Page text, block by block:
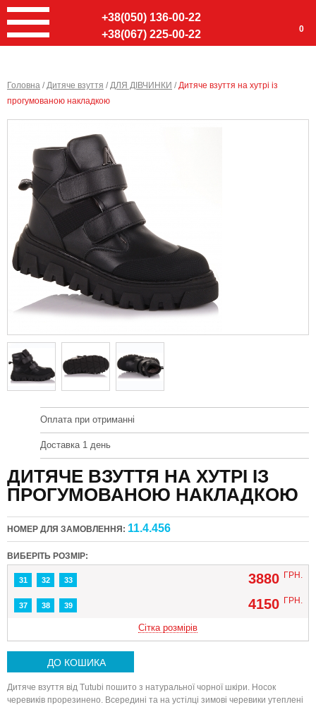
+38(050) 136-00-22
+38(067) 225-00-22
0
Головна /Дитяче взуття /ДЛЯ ДІВЧИНКИ /Дитяче взуття на хутрі із
прогумованою накладкою
Оплата при отриманні
Доставка 1 день
ДИТЯЧЕ ВЗУТТЯ НА ХУТРІ ІЗ
ПРОГУМОВАНОЮ НАКЛАДКОЮ
НОМЕР ДЛЯ ЗАМОВЛЕННЯ: 11.4.456
ВИБЕРІТЬ РОЗМІР:
31 32 33 3880 ГРН.
37 38 39 4150 ГРН.
Сітка розмірів
ДО КОШИКА
Дитяче взуття від Tutubi пошито з натуральної чорної шкіри. Носок
черевиків прорезинено. Всередині та на устілці зимові черевики утеплені